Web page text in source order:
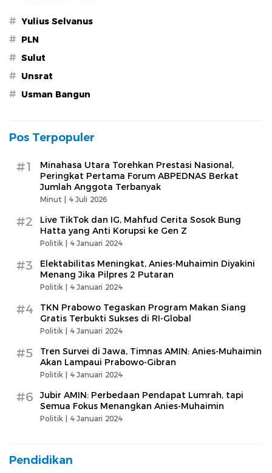
# Yulius Selvanus
# PLN
# Sulut
# Unsrat
# Usman Bangun
Pos Terpopuler
#1
Minahasa Utara Torehkan Prestasi Nasional,
Peringkat Pertama Forum ABPEDNAS Berkat
Jumlah Anggota Terbanyak
Minut | 4 Juli 2026
#2
Live TikTok dan IG, Mahfud Cerita Sosok Bung
Hatta yang Anti Korupsi ke Gen Z
Politik | 4 Januari 2024
#3
Elektabilitas Meningkat, Anies-Muhaimin Diyakini
Menang Jika Pilpres 2 Putaran
Politik | 4 Januari 2024
#4
TKN Prabowo Tegaskan Program Makan Siang
Gratis Terbukti Sukses di RI-Global
Politik | 4 Januari 2024
#5
Tren Survei di Jawa, Timnas AMIN: Anies-Muhaimin
Akan Lampaui Prabowo-Gibran
Politik | 4 Januari 2024
#6
Jubir AMIN: Perbedaan Pendapat Lumrah, tapi
Semua Fokus Menangkan Anies-Muhaimin
Politik | 4 Januari 2024
Pendidikan